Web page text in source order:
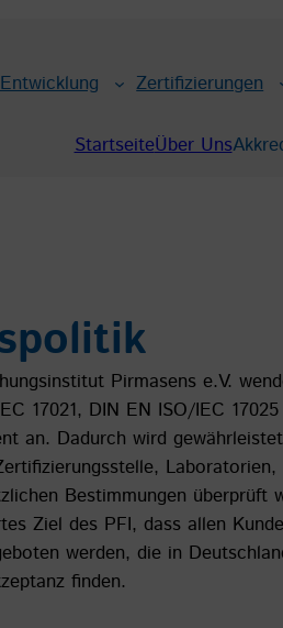
Zertifizierungen
StartseiteÜber Uns
Pirmasens e.V.
17021, DIN EN ISO/IEC
an. Dadurch wird
Bestimmungen
Ziel des PFI, dass allen
werden, die in
finden.